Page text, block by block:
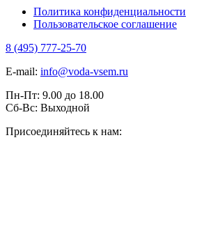
Политика конфиденциальности
Пользовательское соглашение
8 (495) 777-25-70
E-mail: info@voda-vsem.ru
Пн-Пт: 9.00 до 18.00
Сб-Вс: Выходной
Присоединяйтесь к нам: